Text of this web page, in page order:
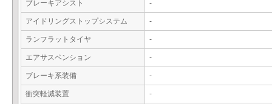
ブレーキアシスト
-
アイドリングストップシステム -
ランフラットタイヤ -
エアサスペンション -
ブレーキ系装備 -
衝突軽減装置 -